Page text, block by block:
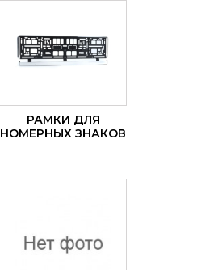
РАМКИ ДЛЯ
НОМЕРНЫХ ЗНАКОВ